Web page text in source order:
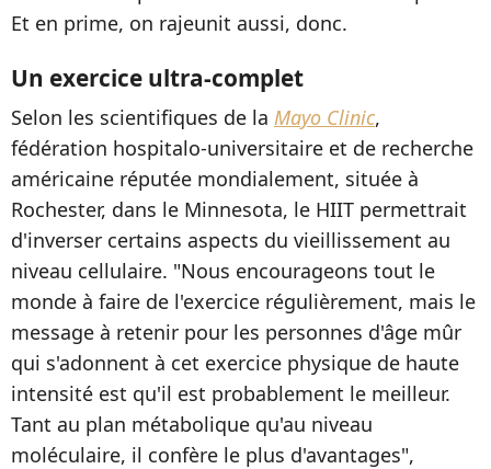
Et en prime, on rajeunit aussi, donc.
Un exercice ultra-complet
Selon les scientifiques de la Mayo Clinic,
fédération hospitalo-universitaire et de recherche
américaine réputée mondialement, située à
Rochester, dans le Minnesota, le HIIT permettrait
d'inverser certains aspects du vieillissement au
niveau cellulaire. "Nous encourageons tout le
monde à faire de l'exercice régulièrement, mais le
message à retenir pour les personnes d'âge mûr
qui s'adonnent à cet exercice physique de haute
intensité est qu'il est probablement le meilleur.
Tant au plan métabolique qu'au niveau
moléculaire, il confère le plus d'avantages",